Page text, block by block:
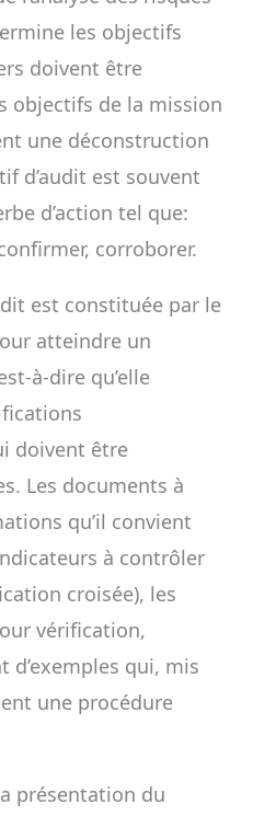
les objectifs
doivent être
objectifs de la mission
une déconstruction
d’audit est souvent
d’action tel que:
corroborer.
est constituée par le
atteindre un
à-dire qu’elle
doivent être
Les documents à
qu’il convient
à contrôler
croisée), les
vérification,
qui, mis
une procédure
présentation du